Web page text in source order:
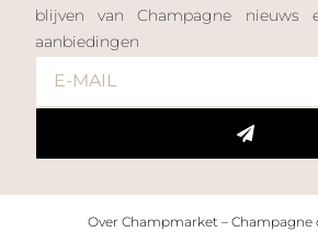
blijven van Champagne nieuws
aanbiedingen
Over Champmarket – Champagne